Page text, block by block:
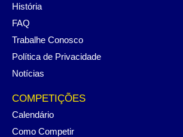
História
FAQ
Trabalhe Conosco
Política de Privacidade
Notícias
COMPETIÇÕES
Calendário
Como Competir